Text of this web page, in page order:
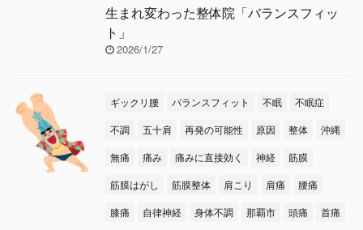
日のテーマ・難聴ὄ ...
心配が続いてし ...
生まれ変わった整体院「バランスフィッ
ト」
2026/1/27
ギックリ腰 バランスフィット 不眠
不眠症
不調
五十肩 再発の可能性 原因 整体
沖縄
無痛
痛み 痛みに直接効く 神経
筋膜
筋膜はがし
筋膜整体 肩こり 肩痛
腰痛
膝痛
自律神経 身体不調 那覇市 頭痛 首痛